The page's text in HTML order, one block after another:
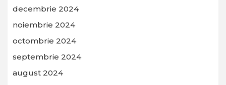
decembrie 2024
noiembrie 2024
octombrie 2024
septembrie 2024
august 2024